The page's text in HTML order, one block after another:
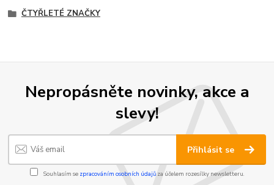
ČTYŘLETÉ ZNAČKY
Nepropásněte novinky, akce a
slevy!
Přihlásit se
Souhlasím se zpracováním osobních údajůza účelem rozesílky newsletteru.